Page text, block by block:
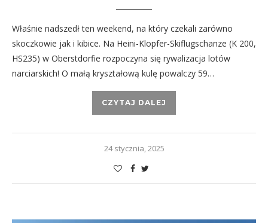
Właśnie nadszedł ten weekend, na który czekali zarówno
skoczkowie jak i kibice. Na Heini-Klopfer-Skiflugschanze (K 200,
HS235) w Oberstdorfie rozpoczyna się rywalizacja lotów
narciarskich! O małą kryształową kulę powalczy 59…
CZYTAJ DALEJ
24 stycznia, 2025